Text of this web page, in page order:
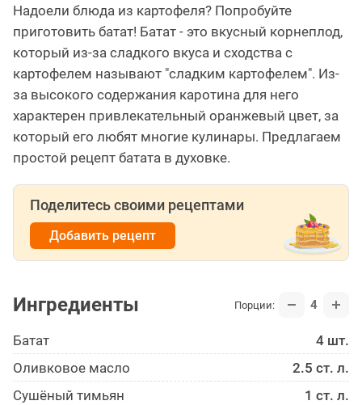
Надоели блюда из картофеля? Попробуйте
приготовить батат! Батат - это вкусный корнеплод,
который из-за сладкого вкуса и сходства с
картофелем называют "сладким картофелем". Из-
за высокого содержания каротина для него
характерен привлекательный оранжевый цвет, за
который его любят многие кулинары. Предлагаем
простой рецепт батата в духовке.
Поделитесь своими рецептами
Добавить рецепт
Ингредиенты Порции: 4
Батат
4 шт.
Оливковое масло
2.5 ст. л.
Сушёный тимьян
1 ст. л.